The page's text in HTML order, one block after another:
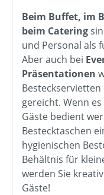
Beim Buffet, im
beim Catering
und Personal als
Aber auch bei
Präsentationen
gereicht. Wenn
Gäste bedient
Bestecktaschen
hygienischen
Behältnis für
werden Sie
Gäste!